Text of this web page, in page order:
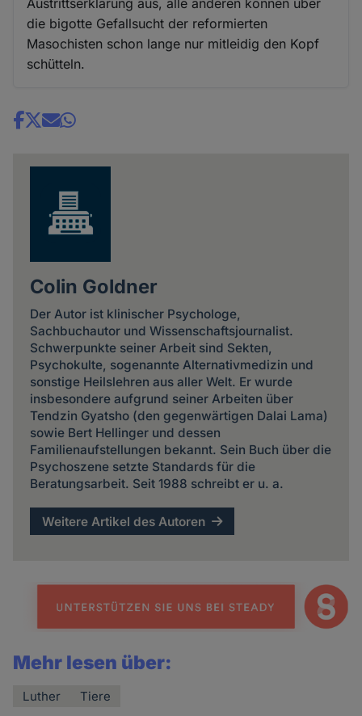
die bigotte Gefallsucht der reformierten
Masochisten schon lange nur mitleidig den Kopf
schütteln.
Share
Colin Goldner
Der Autor ist klinischer Psychologe,
Sachbuchautor und Wissenschaftsjournalist.
Schwerpunkte seiner Arbeit sind Sekten,
Psychokulte, sogenannte Alternativmedizin und
sonstige Heilslehren aus aller Welt. Er wurde
insbesondere aufgrund seiner Arbeiten über
Tendzin Gyatsho (den gegenwärtigen Dalai Lama)
sowie Bert Hellinger und dessen
Familienaufstellungen bekannt. Sein Buch über die
Psychoszene setzte Standards für die
Beratungsarbeit. Seit 1988 schreibt er u. a.
Weitere Artikel des Autoren
Mehr lesen über:
Luther Tiere